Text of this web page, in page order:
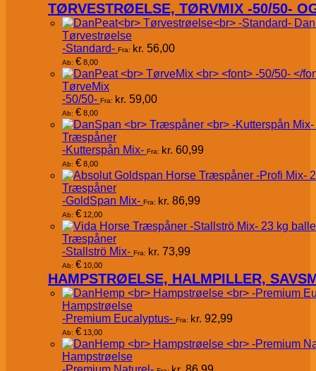
TØRVESTRØELSE, TØRVMIX -50/50-
Tørvestrøelse
-Standard- Fra: kr. 56,00
Ab: € 8,00
TørveMix
-50/50- Fra: kr. 59,00
Ab: € 8,00
Træspåner
-Kutterspån Mix- Fra: kr. 60,99
Ab: € 8,00
Træspåner
-GoldSpan Mix- Fra: kr. 86,99
Ab: € 12,00
Træspåner
-Stallströ Mix- Fra: kr. 73,99
Ab: € 10,00
HAMPSTRØELSE, HALMPILLER,
Hampstrøelse
-Premium Eucalyptus- Fra: kr. 92,99
Ab: € 13,00
Hampstrøelse